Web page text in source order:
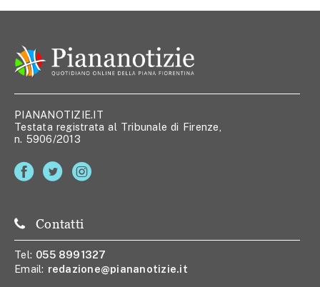
PIANANOTIZIE.IT
Testata registrata al Tribunale di Firenze,
n. 5906/2013
Contatti
Tel: 055 8991327
Email: redazione@piananotizie.it